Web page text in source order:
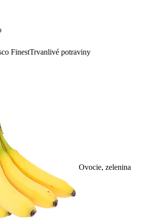
FinestTrvanlivé potraviny
Ovocie, zelenina